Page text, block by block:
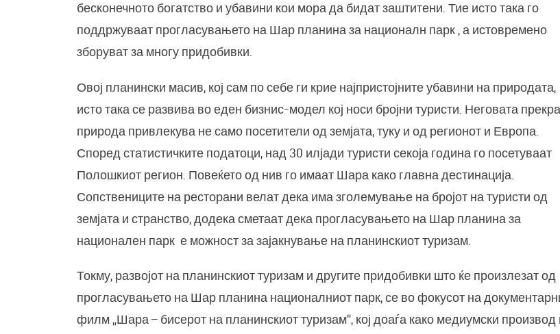
бесконечното богатство и убавини кои мора да бидат заштитени. Тие исто така го
поддржуваат прогласувањето на Шар планина за националн парк , а истовремено
зборуват за многу придобивки.
Овој планински масив, кој сам по себе ги крие најпристојните убавини на природата,
исто така се развива во еден бизнис-модел кој носи бројни туристи. Неговата
природа привлекува не само посетители од земјата, туку и од регионот и Европа.
Според статистичките податоци, над 30 илјади туристи секоја година го посетуваат
Полошкиот регион. Повеќето од нив го имаат Шара како главна дестинација.
Сопствениците на ресторани велат дека има зголемување на бројот на туристи од
земјата и странство, додека сметаат дека прогласувањето на Шар планина за
национален парк е можност за зајакнување на планинскиот туризам.
Токму, развојот на планинскиот туризам и другите придобивки што ќе произлезат од
прогласувањето на Шар планина националниот парк, се во фокусот на
филм „Шара – бисерот на планинскиот туризам“, кој доаѓа како медиумски производ